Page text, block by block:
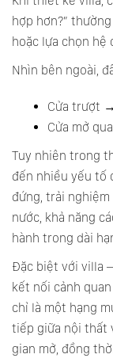
hợp hơn?”
hoặc lựa chọn hệ
Nhìn bên ngoài,
Cửa trượt
Cửa mở
Tuy nhiên trong
đến nhiều yếu tố
đứng, trải
nước, khả năng
hành trong dài
Đặc biệt với villa
kết nối cảnh
chỉ là một hạng
tiếp giữa nội thất
gian mở, đồng